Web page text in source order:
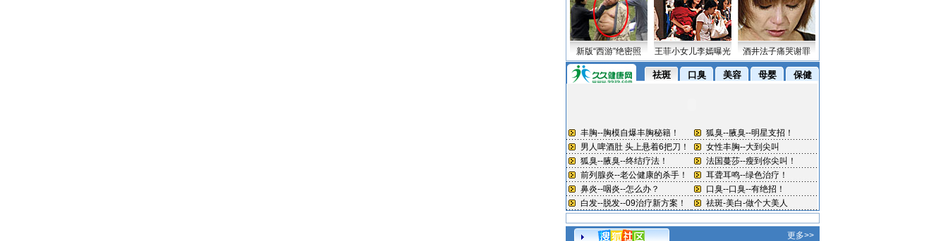
新版“西游”绝密照 王菲小女儿李嫣曝光 酒井法子痛哭谢罪
更多>>